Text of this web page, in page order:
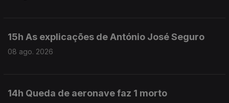
15h As explicações de António José Seguro
08 ago. 2026
14h Queda de aeronave faz 1 morto